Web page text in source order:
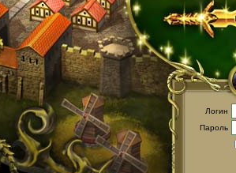
Логин
Пароль